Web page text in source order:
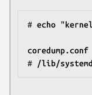
# echo
coredump.conf
# /lib/